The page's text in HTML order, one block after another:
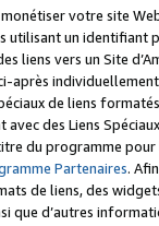
votre site
un identifiant
liens vers un Site
après individuellement
de liens
des Liens
du programme
Partenaires.
de liens, des
que d’autres